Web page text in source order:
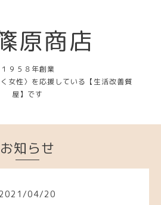
原商店
１９５８年創業
女性〉を応援している【生活改善質
屋】です
お知らせ
2021 /04/20